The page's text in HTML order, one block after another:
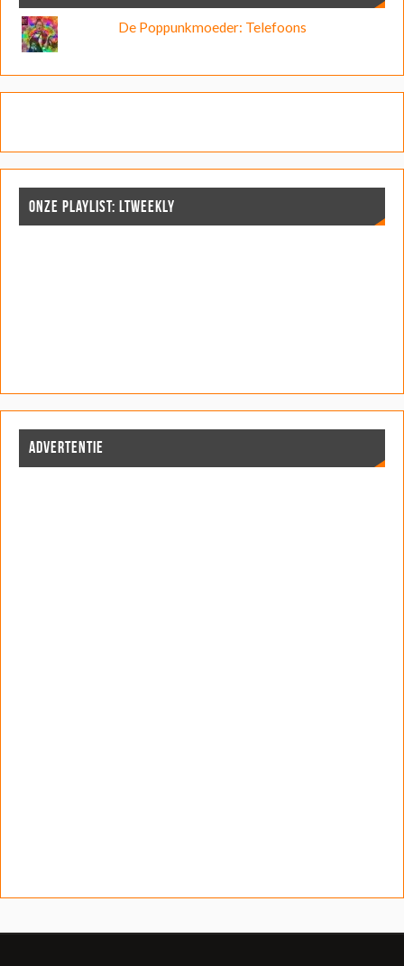
De Poppunkmoeder: Telefoons
ONZE PLAYLIST: LTWEEKLY
ADVERTENTIE